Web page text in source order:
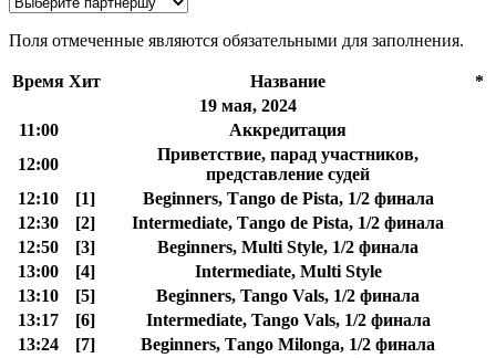
Поля отмеченные являются обязательными для заполнения.
Время Хит Название
*
19 мая, 2024
11:00
Аккредитация
12:00
Приветствие, парад участников,
представление судей
12:10
[1]
Beginners, Таngo de Pista, 1/2 финала
12:30
[2]
Intermediate, Таngo de Pista, 1/2 финала
12:50
[3]
Beginners, Multi Style, 1/2 финала
13:00
[4]
Intermediate, Multi Style
13:10
[5]
Beginners, Tango Vals, 1/2 финала
13:17
[6]
Intermediate, Tango Vals, 1/2 финала
13:24
[7]
Beginners, Тango Milonga, 1/2 финала